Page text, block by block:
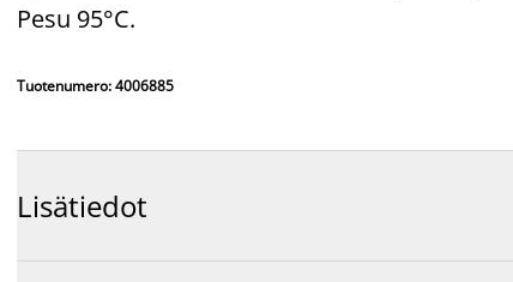
Pesu 95°C.
Tuotenumero: 4006885
Lisätiedot